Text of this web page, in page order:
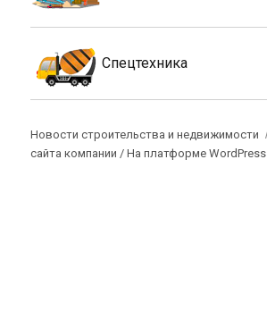
Спецтехника
Новости строительства и недвижимости
сайта компании /На платформе WordPress